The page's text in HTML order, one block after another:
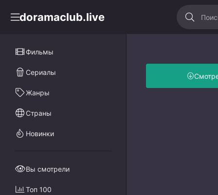
doramaclub.live
Фильмы
Сериалы
Жанры
Страны
Новинки
Вы смотрели
Топ 100